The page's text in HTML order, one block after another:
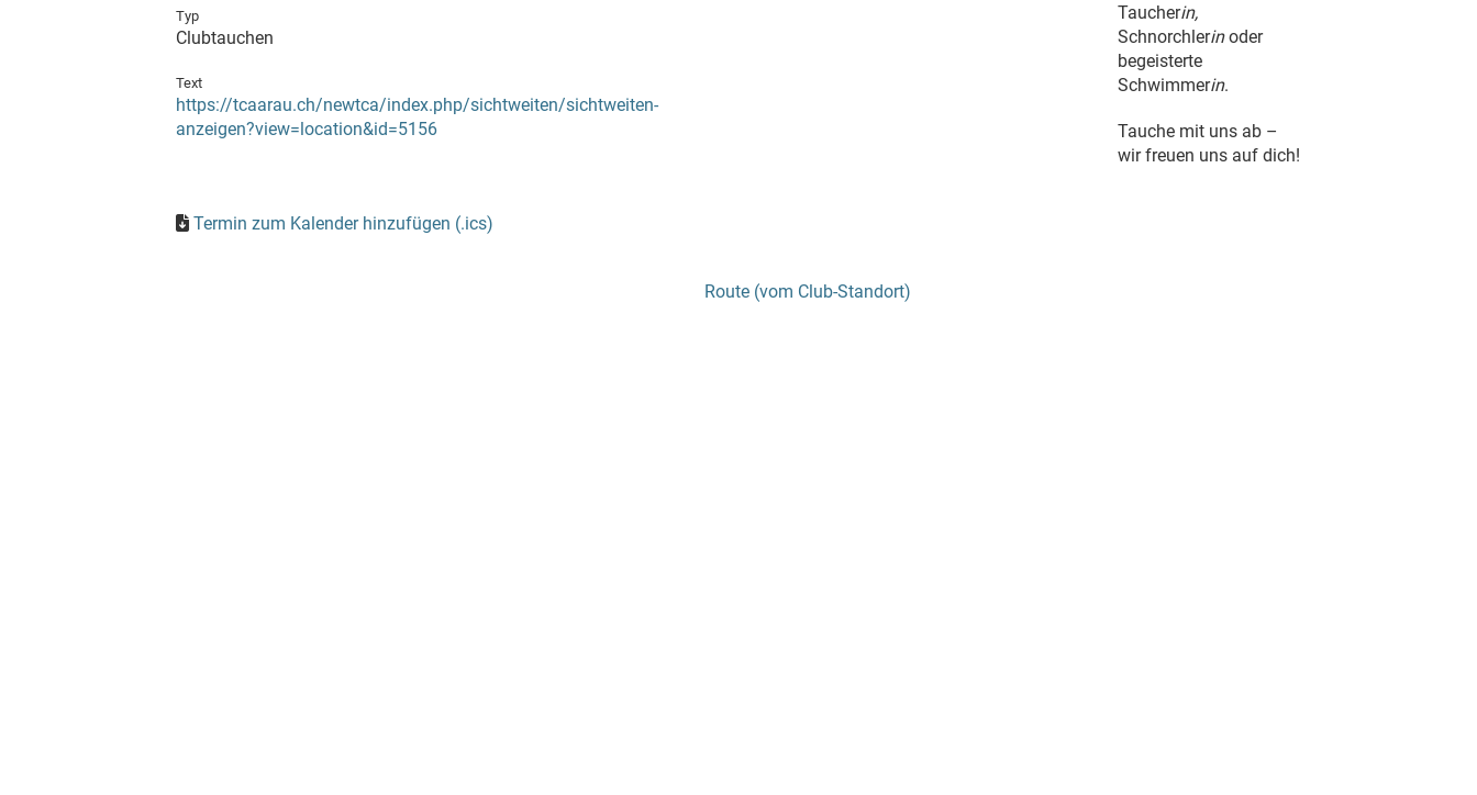
Typ
Clubtauchen
Text
https://tcaarau.ch/newtca/index.php/sichtweiten/sichtweiten-
anzeigen?view=location&id=5156
Termin zum Kalender hinzufügen (.ics)
Route (vom Club-Standort)
Taucherin,
Schnorchlerinoder
begeisterte
Schwimmerin.
Tauche mit uns ab –
wir freuen uns auf dich!